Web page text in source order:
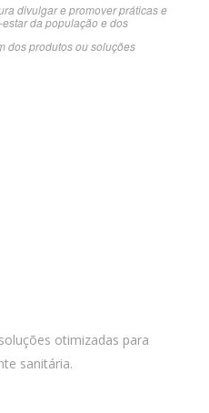
divulgar e promover práticas e
da população e dos
dos produtos ou soluções
otimizadas para
sanitária.